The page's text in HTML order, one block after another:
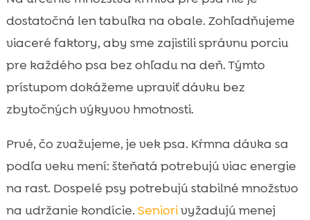
dostatočná len tabuľka na obale. Zohľadňujeme
viaceré faktory, aby sme zajistili správnu porciu
pre každého psa bez ohľadu na deň. Týmto
prístupom dokážeme upraviť dávku bez
zbytočných výkyvov hmotnosti.
Prvé, čo zvažujeme, je vek psa. Kŕmna dávka sa
podľa veku mení: šteňatá potrebujú viac energie
na rast. Dospelé psy potrebujú stabilné množstvo
na udržanie kondície. Seniorivyžadujú menej